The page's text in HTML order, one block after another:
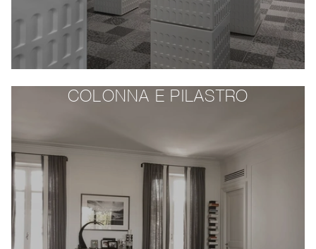
COLONNA E PILASTRO